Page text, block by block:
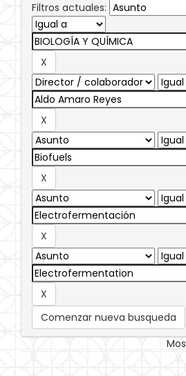
Filtros actuales:
Comenzar nueva busqueda